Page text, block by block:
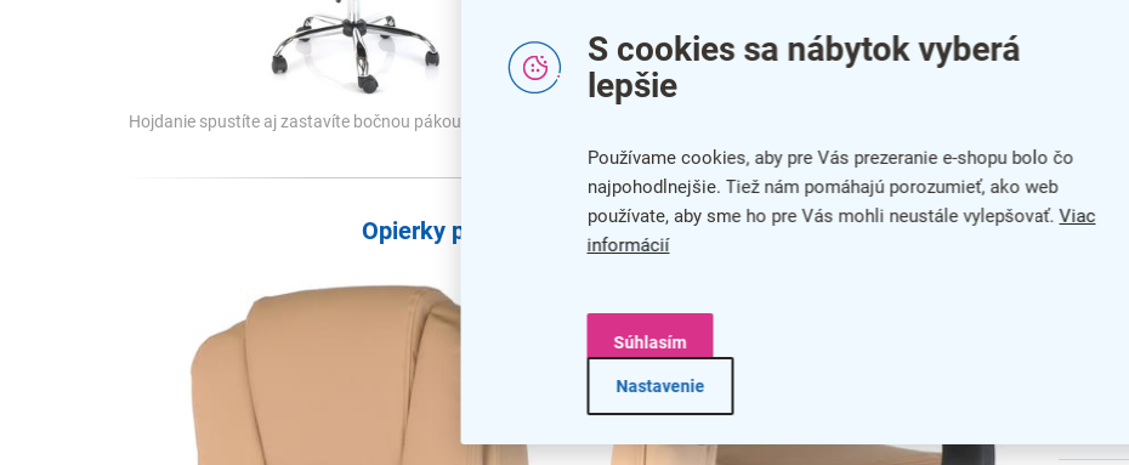
S cookies sa nábytok vyberá
lepšie
Používame cookies, aby pre Vás prezeranie e-shopu bolo čo
najpohodlnejšie. Tiež nám pomáhajú porozumieť, ako web
používate, aby sme ho pre Vás mohli neustále vylepšovať.Viac
informácií
Nastavenie
Súhlasím
Hojdanie spustíte aj zastavíte bočnou pákou pod sedákom
hodinových ručičiek odpor znížite.
Náš tip:
Opierky pre pohodlie počas náročnej práce
Šírka
Šírka
Typ
Výška